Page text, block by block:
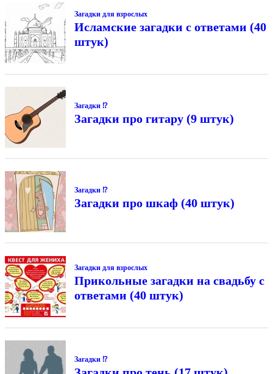
Загадки для взрослых
Исламские загадки с ответами (40
штук)
Загадки ⁉
Загадки про гитару (9 штук)
Загадки ⁉
Загадки про шкаф (40 штук)
Загадки для взрослых
Прикольные загадки на свадьбу с
ответами (40 штук)
Загадки ⁉